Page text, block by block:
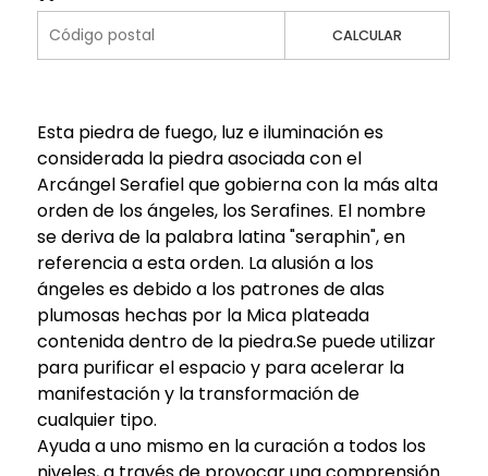
CALCULAR
Esta piedra de fuego, luz e iluminación es
considerada la piedra asociada con el
Arcángel Serafiel que gobierna con la más alta
orden de los ángeles, los Serafines. El nombre
se deriva de la palabra latina "seraphin", en
referencia a esta orden. La alusión a los
ángeles es debido a los patrones de alas
plumosas hechas por la Mica plateada
contenida dentro de la piedra.Se puede utilizar
para purificar el espacio y para acelerar la
manifestación y la transformación de
cualquier tipo.
Ayuda a uno mismo en la curación a todos los